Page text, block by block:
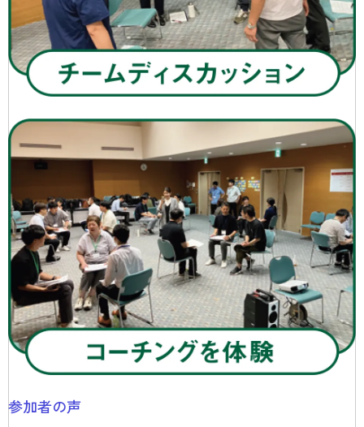
参加者の声